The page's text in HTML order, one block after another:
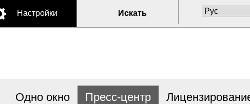
Настройки Искать
Одно окно Пресс-центр